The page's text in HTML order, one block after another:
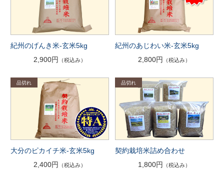
紀州のげんき米-玄米5kg
2,900円 （税込み）
紀州のあじわい米-玄米5kg
2,800円
（税込み）
大分のピカイチ米-玄米5kg
2,400円
（税込み）
契約栽培米詰め合わせ
1,800円
（税込み）